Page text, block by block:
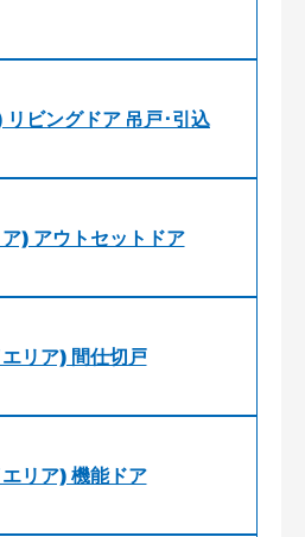
ビングドア 吊戸･引込
) アウトセットドア
リア) 間仕切戸
リア) 機能ドア